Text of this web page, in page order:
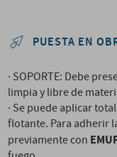
PUESTA EN
· SOPORTE: Debe
limpia y libre de
· Se puede aplicar
flotante. Para adherir
previamente con